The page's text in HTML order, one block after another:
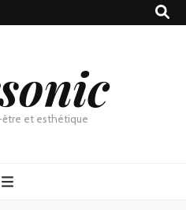
et esthétique